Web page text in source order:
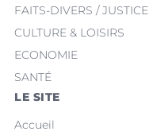
FAITS-DIVERS / JUSTICE
CULTURE & LOISIRS
ECONOMIE
SANTÉ
LE SITE
Accueil